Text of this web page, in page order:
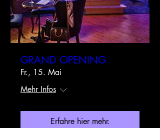
GRAND OPENING
Fr., 15. Mai
Mehr Infos
Erfahre hier mehr.